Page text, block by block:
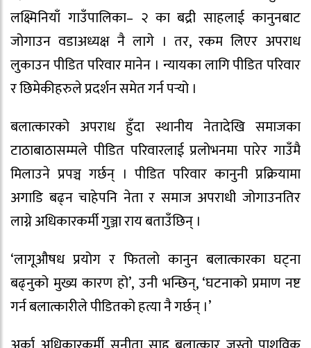
लक्ष्मिनियाँ गाउँपालिका– २ का बद्री साहलाई कानुनबाट
जोगाउन वडाअध्यक्ष नै लागे । तर, रकम लिएर अपराध
लुकाउन पीडित परिवार मानेन । न्यायका लागि पीडित परिवार
र छिमेकीहरुले प्रदर्शन समेत गर्न पर्‍यो ।
बलात्कारको अपराध हुँदा स्थानीय नेतादेखि समाजका
टाठाबाठासम्मले पीडित परिवारलाई प्रलोभनमा पारेर गाउँमै
मिलाउने प्रपञ्च गर्छन् । पीडित परिवार कानुनी प्रक्रियामा
अगाडि बढ्न चाहेपनि नेता र समाज अपराधी जोगाउनतिर
लाग्ने अधिकारकर्मी गुञ्जा राय बताउँछिन् ।
‘लागूऔषध प्रयोग र फितलो कानुन बलात्कारका घट्ना
बढ्नुको मुख्य कारण हो’, उनी भन्छिन्, ‘घटनाको प्रमाण नष्ट
गर्न बलात्कारीले पीडितको हत्या नै गर्छन् ।’